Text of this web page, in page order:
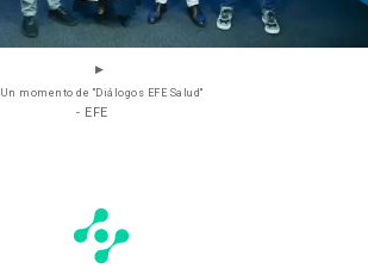
Un momento de "Diálogos EFE Salud"
- EFE